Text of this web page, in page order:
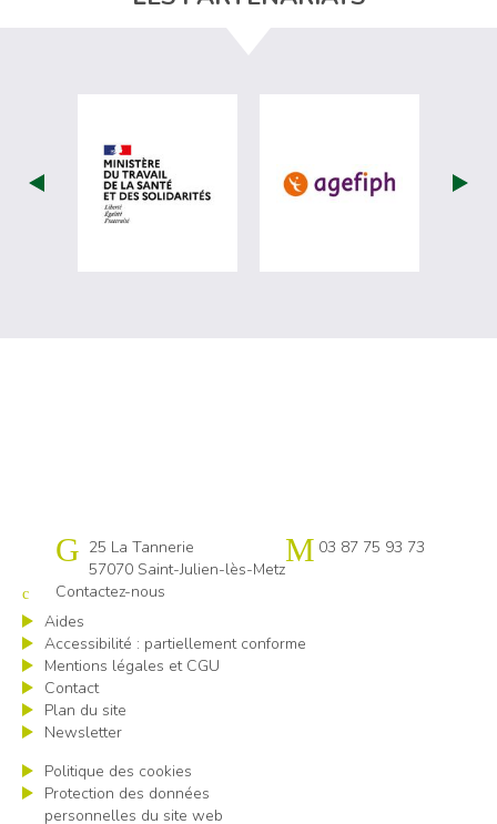
visiter les site de Ministère du travail
visiter les
Cap emploi 57
25 La Tannerie
57070 Saint-Julien-lès-Metz
03 87 75 93 73
Contactez-nous
Aides
Accessibilité : partiellement conforme
Mentions légales et CGU
Contact
Plan du site
Newsletter
Politique des cookies
Protection des données
personnelles du site web